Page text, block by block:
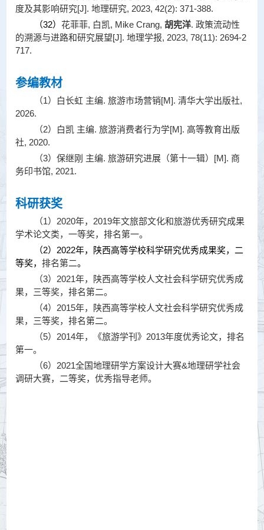
度及其影响研究[J]. 地理研究, 2023, 42(2): 371-388.
（32） 花菲菲, 白凯, Mike Crang,胡宪洋. 政策流动性
的溯源与进路和研究展望[J]. 地理学报, 2023, 78(11): 2694-2
717.
参编教材
（1）白长虹 主编. 旅游市场营销[M]. 清华大学出版社,
2026.
（2）白凯 主编. 旅游消费者行为学[M]. 高等教育出版
社, 2020.
（3）保继刚 主编. 旅游研究进展（第十一辑）[M]. 商
务印书馆, 2021.
科研获奖
（1）2020年，2019年文旅部文化和旅游优秀研究成果
学术论文类，一等奖，排名第一。
（2）2022年，陕西高等学校科学研究优秀成果奖，二
等奖，排名第二。
（3）2021年，陕西高等学校人文社会科学研究优秀成
果，三等奖，排名第二。
（4）2015年，陕西高等学校人文社会科学研究优秀成
果，三等奖，排名第二。
（5）2014年，《旅游学刊》2013年度优秀论文，排名
第一。
（6）2021全国地理研学方案设计大赛&地理研学社会
调研大赛，二等奖，优秀指导老师。